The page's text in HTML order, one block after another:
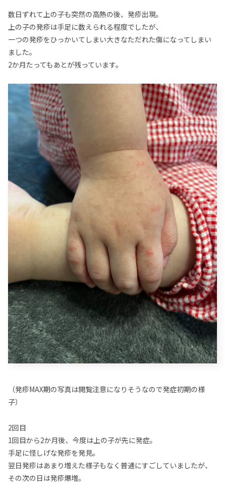
数日ずれて上の子も突然の高熱の後、発疹出現。
上の子の発疹は手足に数えられる程度でしたが、
一つの発疹をひっかいてしまい大きなただれた傷になってしまい
ました。
2か月たってもあとが残っています。
（発疹MAX期の写真は閲覧注意になりそうなので発症初期の様
子）
2回目
1回目から2か月後、今度は上の子が先に発症。
手足に怪しげな発疹を発見。
翌日発疹はあまり増えた様子もなく普通にすごしていましたが、
その次の日は発疹爆増。